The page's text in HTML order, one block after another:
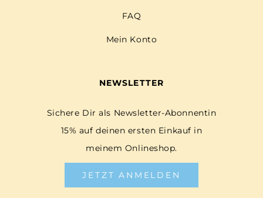
FAQ
Mein Konto
NEWSLETTER
Sichere Dir als Newsletter-Abonnentin
15% auf deinen ersten Einkauf in
meinem Onlineshop.
JETZT ANMELDEN